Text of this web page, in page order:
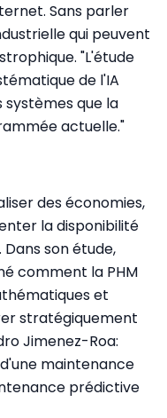
Sans parler
qui peuvent
"L'étude
de l'IA
que la
actuelle."
des économies,
la disponibilité
son étude,
comment la PHM
et
stratégiquement
Jimenez-Roa:
maintenance
prédictive